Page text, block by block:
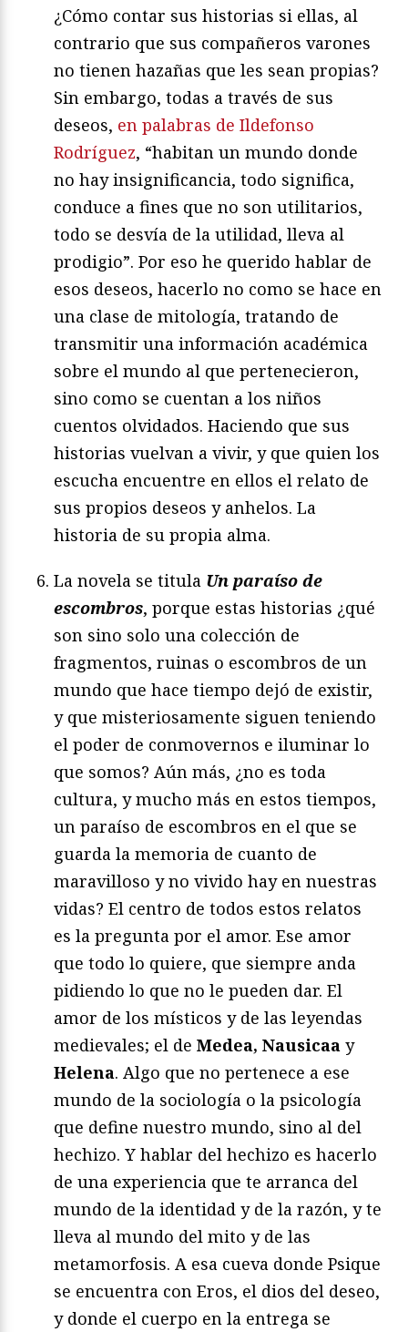
¿Cómo contar sus historias si ellas, al
contrario que sus compañeros varones
no tienen hazañas que les sean propias?
Sin embargo, todas a través de sus
deseos, en palabras de Ildefonso
Rodríguez, “habitan un mundo donde
no hay insignificancia, todo significa,
conduce a fines que no son utilitarios,
todo se desvía de la utilidad, lleva al
prodigio”. Por eso he querido hablar de
esos deseos, hacerlo no como se hace en
una clase de mitología, tratando de
transmitir una información académica
sobre el mundo al que pertenecieron,
sino como se cuentan a los niños
cuentos olvidados. Haciendo que sus
historias vuelvan a vivir, y que quien los
escucha encuentre en ellos el relato de
sus propios deseos y anhelos. La
historia de su propia alma.
La novela se titula Un paraíso de
escombros, porque estas historias ¿qué
son sino solo una colección de
fragmentos, ruinas o escombros de un
mundo que hace tiempo dejó de existir,
y que misteriosamente siguen teniendo
el poder de conmovernos e iluminar lo
que somos? Aún más, ¿no es toda
cultura, y mucho más en estos tiempos,
un paraíso de escombros en el que se
guarda la memoria de cuanto de
maravilloso y no vivido hay en nuestras
vidas? El centro de todos estos relatos
es la pregunta por el amor. Ese amor
que todo lo quiere, que siempre anda
pidiendo lo que no le pueden dar. El
amor de los místicos y de las leyendas
medievales; el de Medea, Nausicaa y
Helena. Algo que no pertenece a ese
mundo de la sociología o la psicología
que define nuestro mundo, sino al del
hechizo. Y hablar del hechizo es hacerlo
de una experiencia que te arranca del
mundo de la identidad y de la razón, y te
lleva al mundo del mito y de las
metamorfosis. A esa cueva donde Psique
se encuentra con Eros, el dios del deseo,
y donde el cuerpo en la entrega se